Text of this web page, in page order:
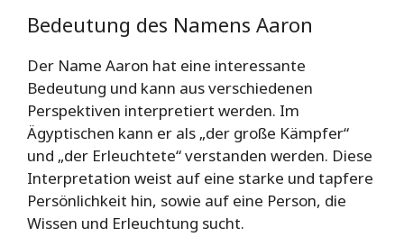
Bedeutung des Namens Aaron
Der Name Aaron hat eine interessante
Bedeutung und kann aus verschiedenen
Perspektiven interpretiert werden. Im
Ägyptischen kann er als „der große Kämpfer“
und „der Erleuchtete“ verstanden werden. Diese
Interpretation weist auf eine starke und tapfere
Persönlichkeit hin, sowie auf eine Person, die
Wissen und Erleuchtung sucht.